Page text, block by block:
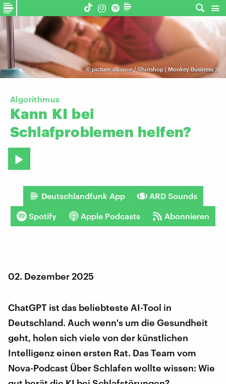
©picture alliance / Shotshop | Monkey Business 2
Algorithmus
Kann KI bei
Schlafproblemen helfen?
Deutschlandfunk App ARD Sounds
Spotify Apple Podcasts Abonnieren
02. Dezember 2025
ChatGPT ist das beliebteste AI-Tool in
Deutschland. Auch wenn's um die Gesundheit
geht, holen sich viele von der künstlichen
Intelligenz einen ersten Rat. Das Team vom
Nova-Podcast Über Schlafen wollte wissen: Wie